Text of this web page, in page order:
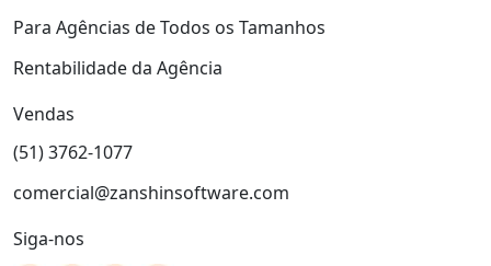
Para Agências de Todos os Tamanhos
Rentabilidade da Agência
Vendas
(51) 3762-1077
comercial@zanshinsoftware.com
Siga-nos